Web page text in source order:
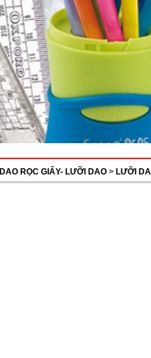
DAO RỌC GIẤY- LƯỠI DAO > LƯỠI